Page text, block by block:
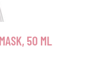
50 ML